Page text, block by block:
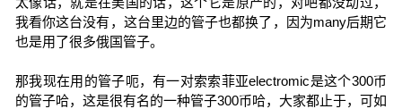
我看你这台没有，这台里边的管子也都换了，因为many后期它
也是用了很多俄国管子。
那我现在用的管子呃，有一对索索菲亚electromic是这个300币
的管子哈，这是很有名的一种管子300币哈，大家都止于，可如